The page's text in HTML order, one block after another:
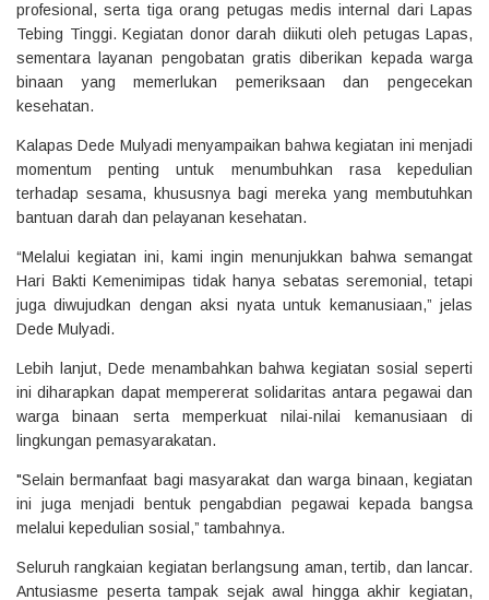
profesional, serta tiga orang petugas medis internal dari Lapas
Tebing Tinggi. Kegiatan donor darah diikuti oleh petugas Lapas,
sementara layanan pengobatan gratis diberikan kepada warga
binaan yang memerlukan pemeriksaan dan pengecekan
kesehatan.
Kalapas Dede Mulyadi menyampaikan bahwa kegiatan ini menjadi
momentum penting untuk menumbuhkan rasa kepedulian
terhadap sesama, khususnya bagi mereka yang membutuhkan
bantuan darah dan pelayanan kesehatan.
“Melalui kegiatan ini, kami ingin menunjukkan bahwa semangat
Hari Bakti Kemenimipas tidak hanya sebatas seremonial, tetapi
juga diwujudkan dengan aksi nyata untuk kemanusiaan,” jelas
Dede Mulyadi.
Lebih lanjut, Dede menambahkan bahwa kegiatan sosial seperti
ini diharapkan dapat mempererat solidaritas antara pegawai dan
warga binaan serta memperkuat nilai-nilai kemanusiaan di
lingkungan pemasyarakatan.
"Selain bermanfaat bagi masyarakat dan warga binaan, kegiatan
ini juga menjadi bentuk pengabdian pegawai kepada bangsa
melalui kepedulian sosial,” tambahnya.
Seluruh rangkaian kegiatan berlangsung aman, tertib, dan lancar.
Antusiasme peserta tampak sejak awal hingga akhir kegiatan,